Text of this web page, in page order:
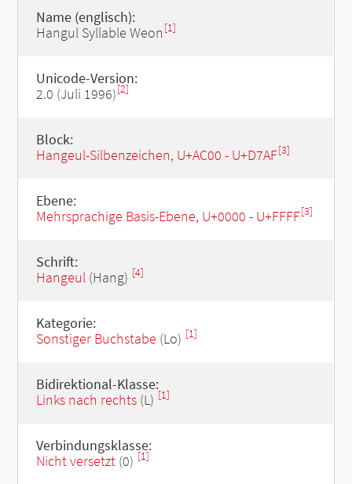
Name (englisch):
Hangul Syllable Weon [1]
Unicode-Version:
2.0 (Juli 1996)[2]
Block:
Hangeul-Silbenzeichen, U+AC00 - U+D7AF[3]
Ebene:
Mehrsprachige Basis-Ebene, U+0000 - U+FFFF[3]
Schrift:
Hangeul(Hang) [4]
Kategorie:
Sonstiger Buchstabe (Lo) [1]
Bidirektional-Klasse:
Links nach rechts(L) [1]
Verbindungsklasse:
Nicht versetzt(0) [1]